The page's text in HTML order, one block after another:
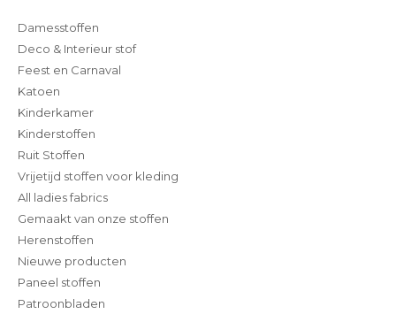
Damesstoffen
Deco & Interieur stof
Feest en Carnaval
Katoen
Kinderkamer
Kinderstoffen
Ruit Stoffen
Vrijetijd stoffen voor kleding
All ladies fabrics
Gemaakt van onze stoffen
Herenstoffen
Nieuwe producten
Paneel stoffen
Patroonbladen